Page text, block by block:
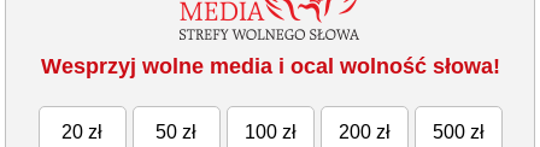
Wesprzyj wolne media i ocal wolność słowa!
20 zł 50 zł 100 zł 200 zł 500 zł